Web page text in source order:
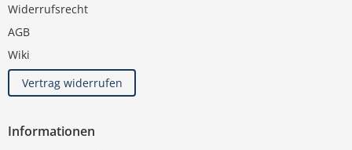
Widerrufsrecht
AGB
Wiki
Vertrag widerrufen
Informationen